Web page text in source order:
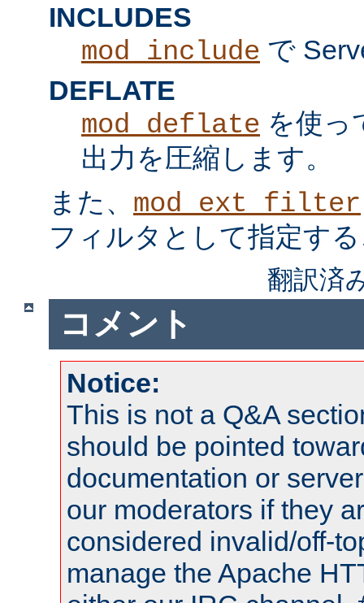
INCLUDES
mod_include で
DEFLATE
mod_deflate を使っ
出力を圧縮します。
また、 mod_ext_filter
フィルタとして指定す
翻訳済
コメント
Notice:
This is not a Q&A
should be pointed
documentation or
our moderators if they
considered invalid/off-
manage the Apache